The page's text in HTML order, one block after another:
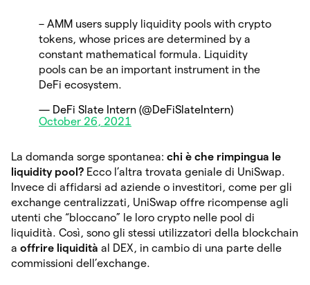
– AMM users supply liquidity pools with crypto
tokens, whose prices are determined by a
constant mathematical formula. Liquidity
pools can be an important instrument in the
DeFi ecosystem.
— DeFi Slate Intern (@DeFiSlateIntern)
October 26, 2021
La domanda sorge spontanea: chi è che rimpingua le
liquidity pool? Ecco l’altra trovata geniale di UniSwap.
Invece di affidarsi ad aziende o investitori, come per gli
exchange centralizzati, UniSwap offre ricompense agli
utenti che “bloccano” le loro crypto nelle pool di
liquidità. Così, sono gli stessi utilizzatori della blockchain
a offrire liquidità al DEX, in cambio di una parte delle
commissioni dell’exchange.